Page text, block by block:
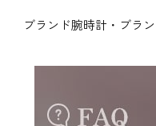
ブランド腕時計・ブラ